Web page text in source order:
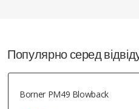
Популярно серед
Borner PM49 Blowback